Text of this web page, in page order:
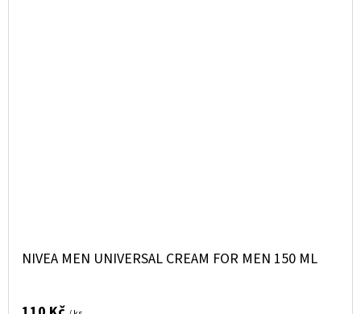
NIVEA MEN UNIVERSAL CREAM FOR MEN 150 ML